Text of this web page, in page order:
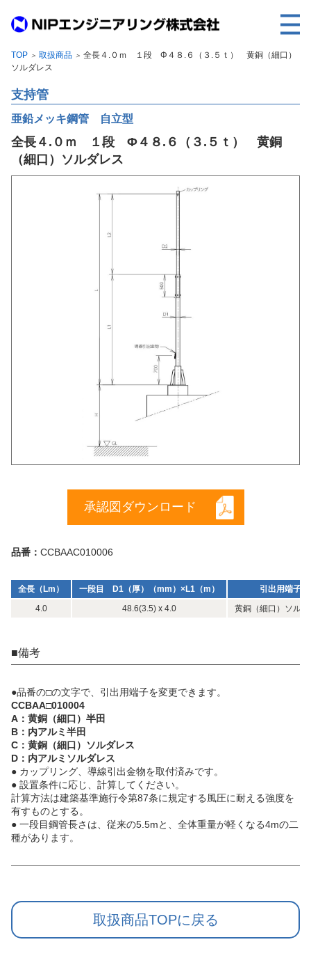
TOP
事業内容
取扱製品
各種実績
会社案内
個人データの共同利用について
TOP ＞ 取扱商品 ＞ 全長４.０ｍ １段 Φ４８.６（３.５ｔ） 黄銅（細口）
ソルダレス
支持管
亜鉛メッキ鋼管 自立型
全長４.０ｍ １段 Φ４８.６（３.５ｔ） 黄銅
（細口）ソルダレス
承認図ダウンロード
品番： CCBAAC010006
全長（Lm） 一段目 D1（厚）（mm）×L1（m）
引出用端子
4.0
48.6(3.5) x 4.0 黄銅（細口）ソル
■備考
●品番の□の文字で、引出用端子を変更できます。
CCBAA□010004
A：黄銅（細口）半田
B：内アルミ半田
C：黄銅（細口）ソルダレス
D：内アルミソルダレス
● カップリング、導線引出金物を取付済みです。
● 設置条件に応じ、計算してください。
計算方法は建築基準施行令第87条に規定する風圧に耐える強度を
有すものとする。
● 一段目鋼管長さは、従来の5.5mと、全体重量が軽くなる4mの二
種があります。
取扱商品TOPに戻る